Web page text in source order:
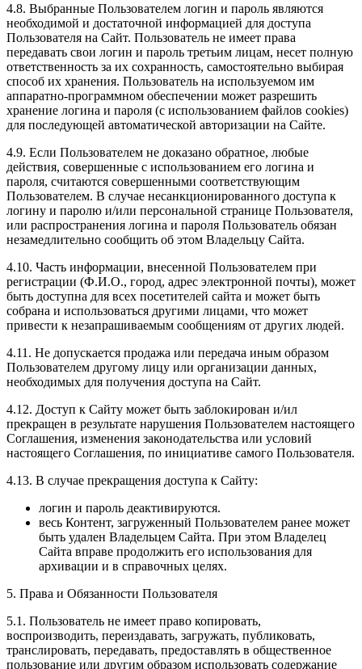
4.8. Выбранные Пользователем логин и пароль являются
необходимой и достаточной информацией для доступа
Пользователя на Сайт. Пользователь не имеет права
передавать свои логин и пароль третьим лицам, несет полную
ответственность за их сохранность, самостоятельно выбирая
способ их хранения. Пользователь на используемом им
аппаратно-программном обеспечении может разрешить
хранение логина и пароля (с использованием файлов cookies)
для последующей автоматической авторизации на Сайте.
4.9. Если Пользователем не доказано обратное, любые
действия, совершенные с использованием его логина и
пароля, считаются совершенными соответствующим
Пользователем. В случае несанкционированного доступа к
логину и паролю и/или персональной странице Пользователя,
или распространения логина и пароля Пользователь обязан
незамедлительно сообщить об этом Владельцу Сайта.
4.10. Часть информации, внесенной Пользователем при
регистрации (Ф.И.О., город, адрес электронной почты), может
быть доступна для всех посетителей сайта и может быть
собрана и использоваться другими лицами, что может
привести к незапрашиваемым сообщениям от других людей.
4.11. Не допускается продажа или передача иным образом
Пользователем другому лицу или организации данных,
необходимых для получения доступа на Сайт.
4.12. Доступ к Сайту может быть заблокирован и/ил
прекращен в результате нарушения Пользователем настоящего
Соглашения, изменения законодательства или условий
настоящего Соглашения, по инициативе самого Пользователя.
4.13. В случае прекращения доступа к Сайту:
логин и пароль деактивируются.
весь Контент, загруженный Пользователем ранее может
быть удален Владельцем Сайта. При этом Владелец
Сайта вправе продолжить его использования для
архивации и в справочных целях.
5. Права и Обязанности Пользователя
5.1. Пользователь не имеет право копировать,
воспроизводить, переиздавать, загружать, публиковать,
транслировать, передавать, предоставлять в общественное
пользование или другим образом использовать содержание